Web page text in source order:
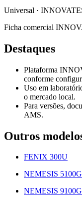
Universal ·
Ficha comercial
Destaques
Plataforma
conforme
Uso em
o mercado local.
Para versões,
AMS.
Outros
FENIX 300U
NEMESIS
NEMESIS